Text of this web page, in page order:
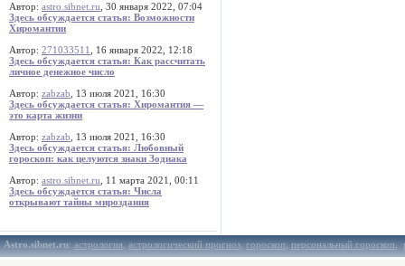
Автор: astro.sibnet.ru , 30 января 2022, 07:04
Здесь обсуждается статья: Возможности
Хиромантии
Автор: 271033511
, 16 января 2022, 12:18
Здесь обсуждается статья: Как рассчитать
личное денежное число
Автор: zabzab , 13 июля 2021, 16:30
Здесь обсуждается статья: Хиромантия —
это карта жизни
Автор: zabzab , 13 июля 2021, 16:30
Здесь обсуждается статья: Любовный
гороскоп: как целуются знаки Зодиака
Автор: astro.sibnet.ru , 11 марта 2021, 00:11
Здесь обсуждается статья: Числа
открывают тайны мироздания
Astro.sibnet.ru:астрология,астрологический прогноз,гороскоп,персональный гороскоп,